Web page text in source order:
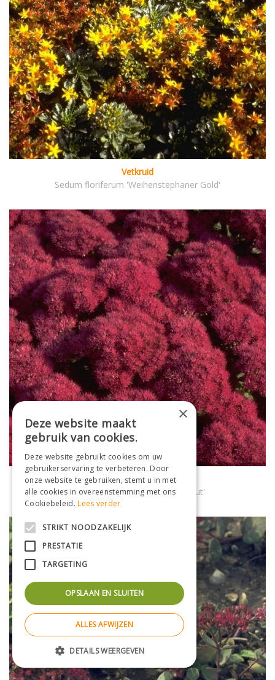
Vetkruid
Sedum floriferum 'Weihenstephaner Gold'
Vetkruid
Sedum spectabile 'Septemberglut'
×
Deze website maakt
gebruik van cookies.
Deze website gebruikt cookies om uw
gebruikerservaring te verbeteren. Door
onze website te gebruiken, stemt u in met
alle cookies in overeenstemming met ons
Cookiebeleid.Lees verder
STRIKT NOODZAKELIJK
PRESTATIE
TARGETING
OPSLAAN EN SLUITEN
ALLES AFWIJZEN
DETAILS WEERGEVEN